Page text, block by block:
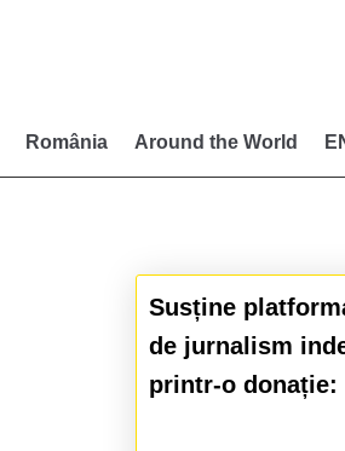
România Around the World
Susține
de jurnalism
printr-o donație: